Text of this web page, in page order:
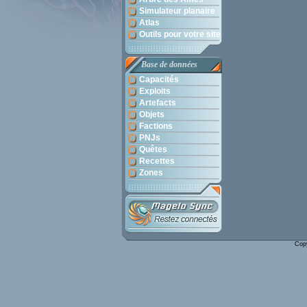
Simulateur planaire
Atlas
Outils pour votre site
Base de données
Capacités
Exploits
Artefacts
Objets
Factions
PNJs
Quêtes
Recettes
Zones